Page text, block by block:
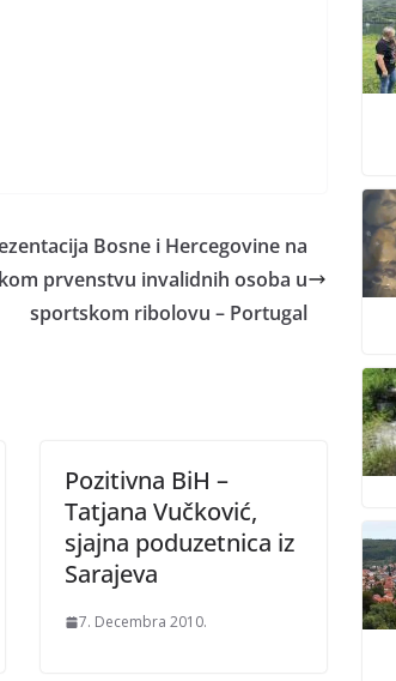
Bosne i Hercegovine na
prvenstvu invalidnih osoba u
sportskom ribolovu – Portugal
Pozitivna BiH –
Tatjana Vučković,
sjajna poduzetnica iz
Sarajeva
7. Decembra 2010.